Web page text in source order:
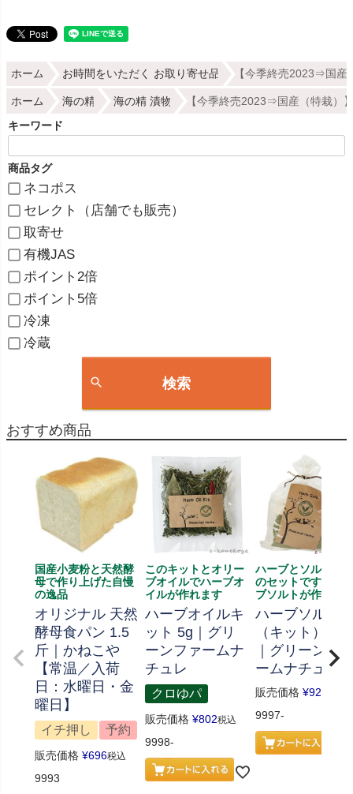
ホーム お時間をいただく お取り寄せ品 【今季終売2023⇒国産
ホーム 海の精 海の精 漬物 【今季終売2023⇒国産（特栽）
キーワード
商品タグ
ネコポス
セレクト（店舗でも販売）
取寄せ
有機JAS
ポイント2倍
ポイント5倍
冷凍
冷蔵
検索
おすすめ商品
国産小麦粉と天然酵
母で作り上げた自慢
の逸品
オリジナル 天然
酵母食パン 1.5
斤｜かねこや
【常温／入荷
日：水曜日・金
曜日】
イチ押し 予約
販売価格 ¥696税込
9993
このキットとオリー
ブオイルでハーブオ
イルが作れます
ハーブオイルキ
ット 5g｜グリ
ーンファームナ
チュレ
クロゆパ
販売価格 ¥802税込
9998-
ハーブとソルト、
のセットです、ハ
ブソルトが作れま
ハーブソルト
（キット） 70g
｜グリーンフ
ームナチュレ
販売価格 ¥926
9997-